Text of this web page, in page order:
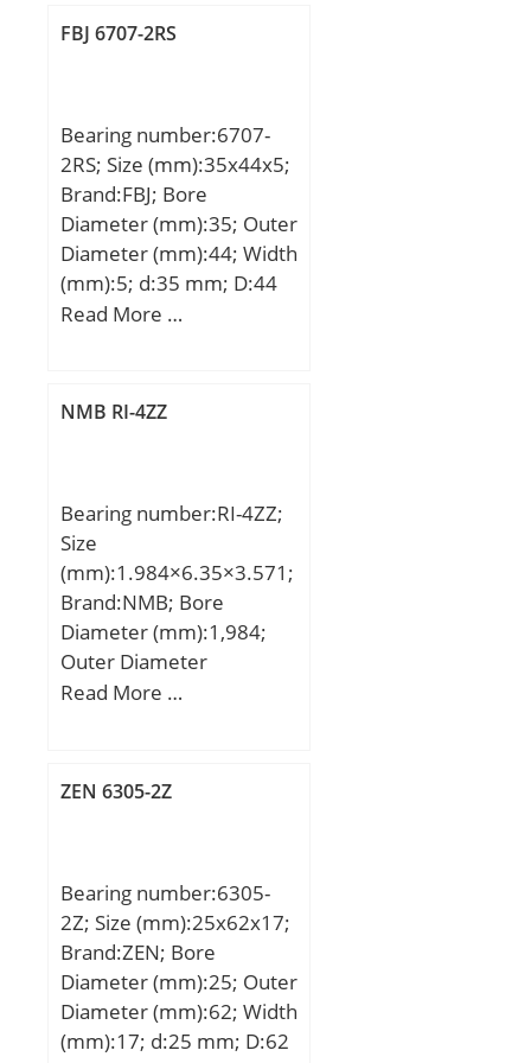
Weight:2,209 Kg; Basic
dynamic load rating
FBJ 6707-2RS
Bearing number:6707-
2RS; Size (mm):35x44x5;
Brand:FBJ; Bore
Diameter (mm):35; Outer
Diameter (mm):44; Width
(mm):5; d:35 mm; D:44
mm; B:5 mm; C:5 mm;
(C):1,864 kN; Basic static
Read More …
NMB RI-4ZZ
Bearing number:RI-4ZZ;
Size
(mm):1.984×6.35×3.571;
Brand:NMB; Bore
Diameter (mm):1,984;
Outer Diameter
(mm):6,35; Width
C:3,571 mm; r min.:0,08
(C):0,33 kN;
Read More …
ZEN 6305-2Z
Bearing number:6305-
2Z; Size (mm):25x62x17;
Brand:ZEN; Bore
Diameter (mm):25; Outer
Diameter (mm):62; Width
(mm):17; d:25 mm; D:62